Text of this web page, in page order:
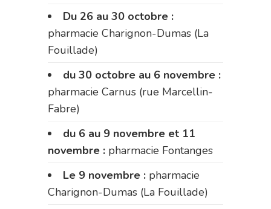
Du 26 au 30 octobre :
pharmacie Charignon-Dumas (La
Fouillade)
du 30 octobre au 6 novembre :
pharmacie Carnus (rue Marcellin-
Fabre)
du 6 au 9 novembre et 11
novembre : pharmacie Fontanges
Le 9 novembre : pharmacie
Charignon-Dumas (La Fouillade)